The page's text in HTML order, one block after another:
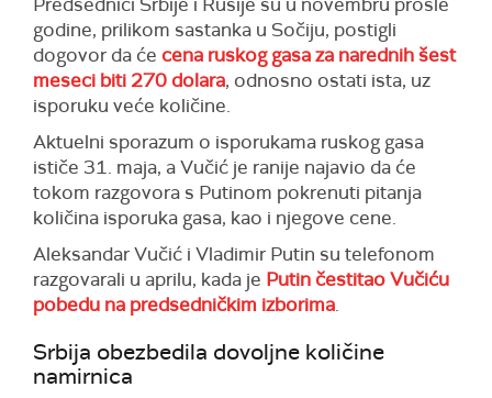
godine, prilikom sastanka u Sočiju, postigli
dogovor da će cena ruskog gasa za narednih šest
meseci biti 270 dolara, odnosno ostati ista, uz
isporuku veće količine.
Aktuelni sporazum o isporukama ruskog gasa
ističe 31. maja, a Vučić je ranije najavio da će
tokom razgovora s Putinom pokrenuti pitanja
količina isporuka gasa, kao i njegove cene.
Aleksandar Vučić i Vladimir Putin su telefonom
razgovarali u aprilu, kada je Putin čestitao Vučiću
pobedu na predsedničkim izborima.
Srbija obezbedila dovoljne količine
namirnica